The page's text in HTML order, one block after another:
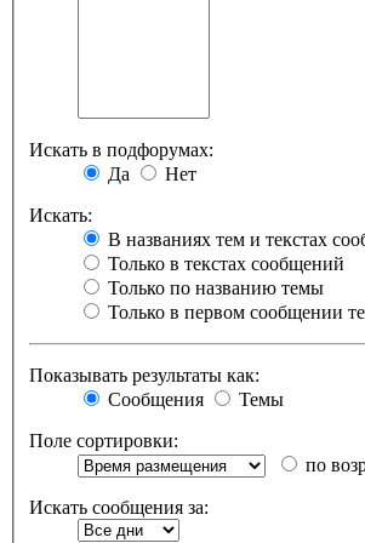
Искать в подфорумах:
Да
Нет
Искать:
В названиях тем и текстах
Только в текстах сообщений
Только по названию темы
Только в первом сообщении
Показывать результаты как:
Сообщения
Темы
Поле сортировки:
по
Искать сообщения за: